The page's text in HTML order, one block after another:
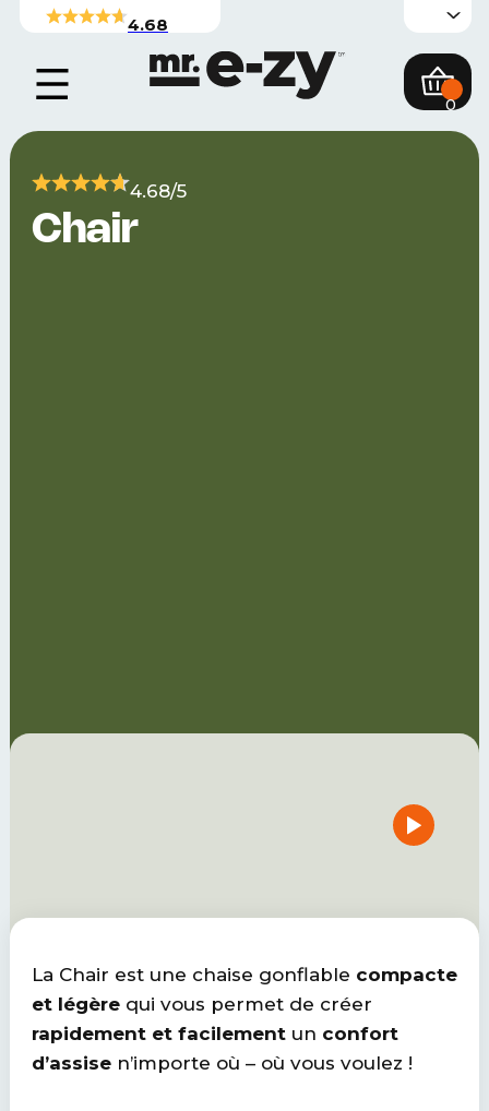
4.68
0
4.68/5
Chair
La Chair est une chaise gonflable compacte
et légèrequi vous permet de créer
rapidement et facilementun confort
d’assisen’importe où – où vous voulez !